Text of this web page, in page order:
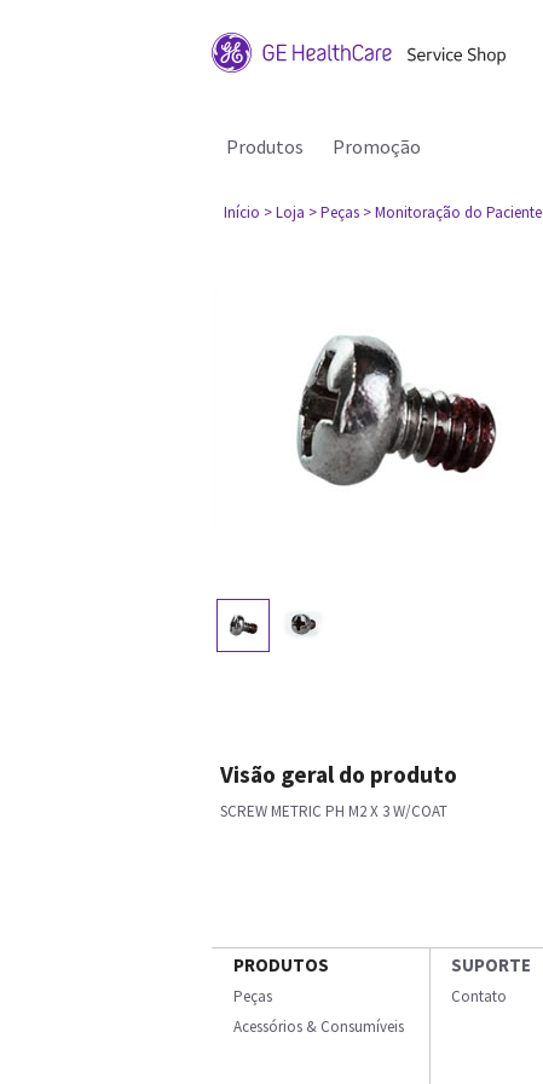
Produtos Promoção
Início > Loja > Peças > Monitoração do Paciente
Visão geral do produto
SCREW METRIC PH M2 X 3 W/COAT
PRODUTOS
Peças
Acessórios & Consumíveis
SUPORTE
Contato